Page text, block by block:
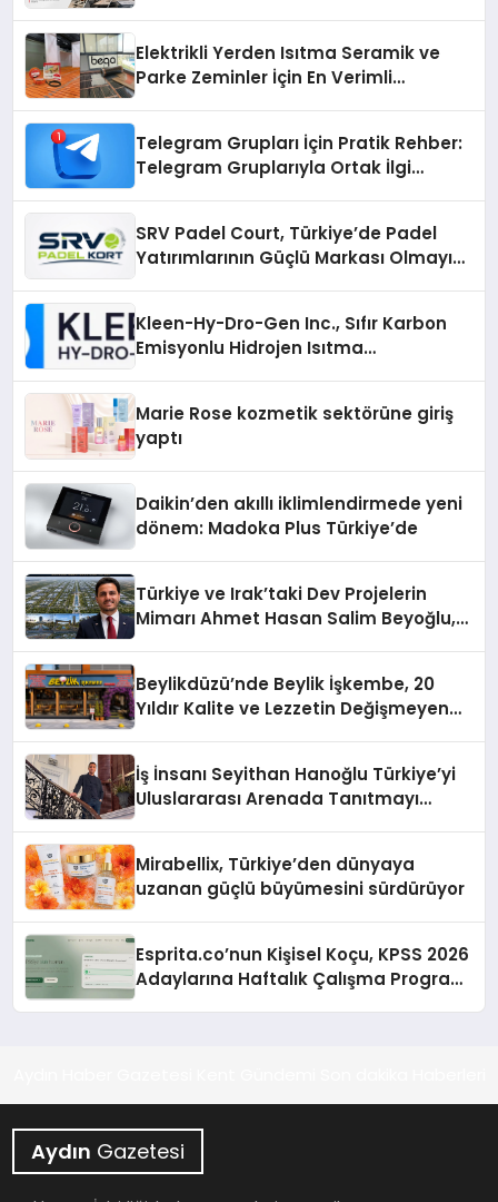
Elektrikli Yerden Isıtma Seramik ve
Parke Zeminler İçin En Verimli
Telegram Grupları İçin Pratik Rehber:
Telegram Gruplarıyla Ortak İlgi
SRV Padel Court, Türkiye’de Padel
Yatırımlarının Güçlü Markası Olmayı
Kleen-Hy-Dro-Gen Inc., Sıfır Karbon
Emisyonlu Hidrojen Isıtma
Marie Rose kozmetik sektörüne giriş
yaptı
Daikin’den akıllı iklimlendirmede yeni
dönem: Madoka Plus Türkiye’de
Türkiye ve Irak’taki Dev Projelerin
Mimarı Ahmet Hasan Salim Beyoğlu,
Hayata Geçirecek
Beylikdüzü’nde Beylik İşkembe, 20
Yıldır Kalite ve Lezzetin Değişmeyen
İş İnsanı Seyithan Hanoğlu Türkiye’yi
Uluslararası Arenada Tanıtmayı
Mirabellix, Türkiye’den dünyaya
uzanan güçlü büyümesini sürdürüyor
Esprita.co’nun Kişisel Koçu, KPSS 2026
Adaylarına Haftalık Çalışma Programı
Aydın Gazetesi